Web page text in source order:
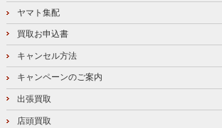
ヤマト集配
買取お申込書
キャンセル方法
キャンペーンのご案内
出張買取
店頭買取